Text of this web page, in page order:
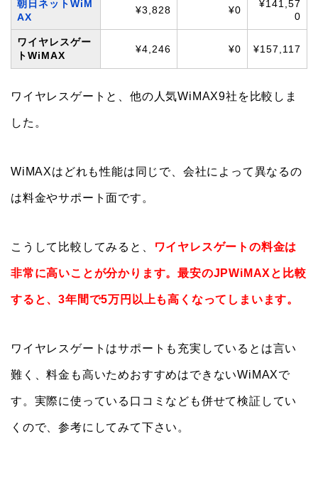
朝日ネットWiM
AX
¥3,828 ¥0
¥141,57
0
ワイヤレスゲー
トWiMAX
¥4,246 ¥0 ¥157,117
ワイヤレスゲートと、他の人気WiMAX9社を比較しま
した。
WiMAXはどれも性能は同じで、会社によって異なるの
は料金やサポート面です。
こうして比較してみると、 ワイヤレスゲートの料金は
非常に高いことが分かります。最安のJPWiMAXと比較
すると、3年間で5万円以上も高くなってしまいます。
ワイヤレスゲートはサポートも充実しているとは言い
難く、料金も高いためおすすめはできないWiMAXで
す。実際に使っている口コミなども併せて検証してい
くので、参考にしてみて下さい。